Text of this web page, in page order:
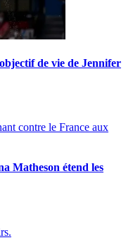
de vie de Jennifer
Matheson étend les